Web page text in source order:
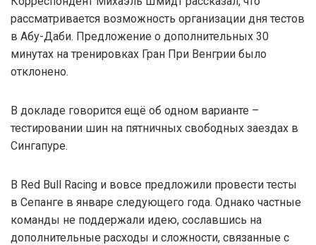
рассматривается возможность организации дня тестов
в Абу-Даби. Предложение о дополнительных 30
минутах на тренировках Гран При Венгрии было
отклонено.
В докладе говорится ещё об одном варианте –
тестировании шин на пятничных свободных заездах в
Сингапуре.
В Red Bull Racing и вовсе предложили провести тесты
в Сепанге в январе следующего года. Однако частные
команды не поддержали идею, сославшись на
дополнительные расходы и сложности, связанные с